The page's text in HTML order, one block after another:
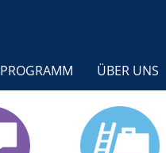
PROGRAMM ÜBER UNS